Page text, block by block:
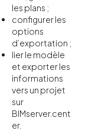
les plans ;
configurer les
options
d’exportation ;
lier le modèle
et exporter les
informations
vers un projet
sur
BIMserver.cent
er.